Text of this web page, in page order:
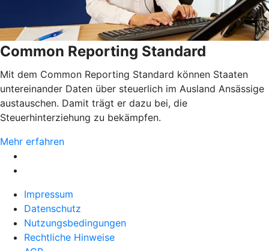
Common Reporting Standard
Mit dem Common Reporting Standard können Staaten
untereinander Daten über steuerlich im Ausland Ansässige
austauschen. Damit trägt er dazu bei, die
Steuerhinterziehung zu bekämpfen.
Mehr erfahren
Impressum
Datenschutz
Nutzungsbedingungen
Rechtliche Hinweise